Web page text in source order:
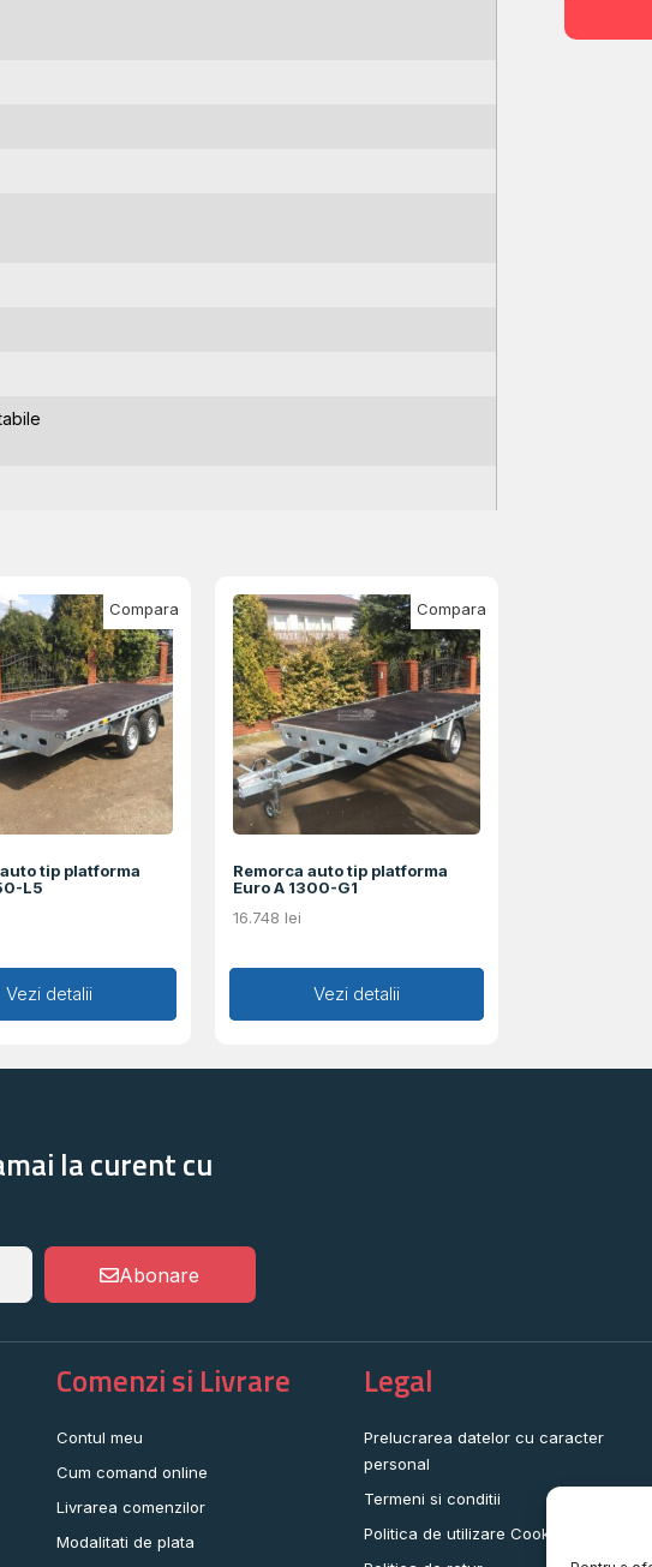
tip platforma
L5
Adaugă în coș
Vezi detalii
Compara
Remorca auto tip platforma
Euro A 1300-G1
16.748 lei
Adaugă în coș
Vezi detalii
Compara
la curent cu
Abonare
Comenzi si Livrare
Contul meu
Cum comand online
Livrarea comenzilor
Modalitati de plata
Legal
Prelucrarea datelor cu caracter
personal
Termeni si conditii
Politica de utilizare Cookie-uri